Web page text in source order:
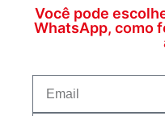
Você pode
WhatsApp, como